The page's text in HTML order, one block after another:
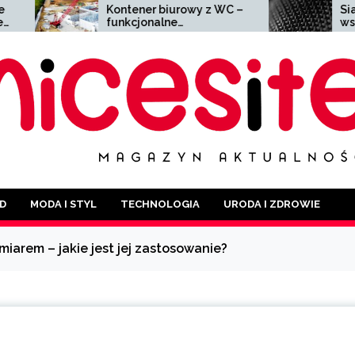
biurowy z WC –
dla każdej
Siatka zgrzewana –
wszechstronny
o szerokim
MODA I STYL TECHNOLOGIA URODA I ZDROWIE
– jakie jest jej zastosowanie?